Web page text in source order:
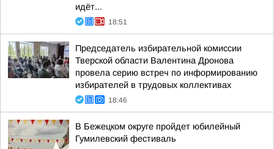
идёт...
18:51
Председатель избирательной комиссии
Тверской области Валентина Дронова
провела серию встреч по информированию
избирателей в трудовых коллективах
18:46
В Бежецком округе пройдет юбилейный
Гумилевский фестиваль